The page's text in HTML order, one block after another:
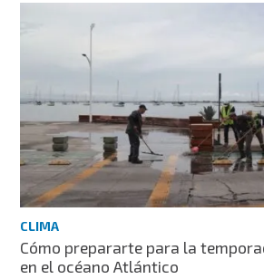
CLIMA
Cómo prepararte para la
en el océano Atlántico